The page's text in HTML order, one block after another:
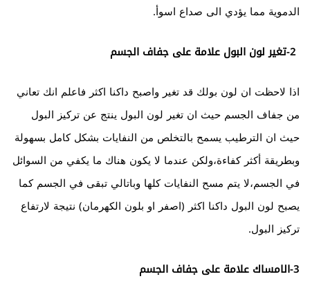
الدموية مما يؤدي الى صداع اسوأ.
اذا لاحظت ان لون بولك قد تغير واصبح داكنا اكثر فاعلم انك تعاني
من جفاف الجسم حيث ان تغير لون البول ينتج عن تركيز البول
حيث ان الترطيب يسمح بالتخلص من النفايات بشكل كامل بسهولة
وبطريقة أكثر كفاءة،ولكن عندما لا يكون هناك ما يكفي من السوائل
في الجسم،لا يتم مسح النفايات كلها وباتالي تبقى في الجسم كما
يصبح لون البول داكنا اكثر (اصفر او بلون الكهرمان) نتيجة لارتفاع
تركيز البول.
3-الامساك علامة على جفاف الجسم